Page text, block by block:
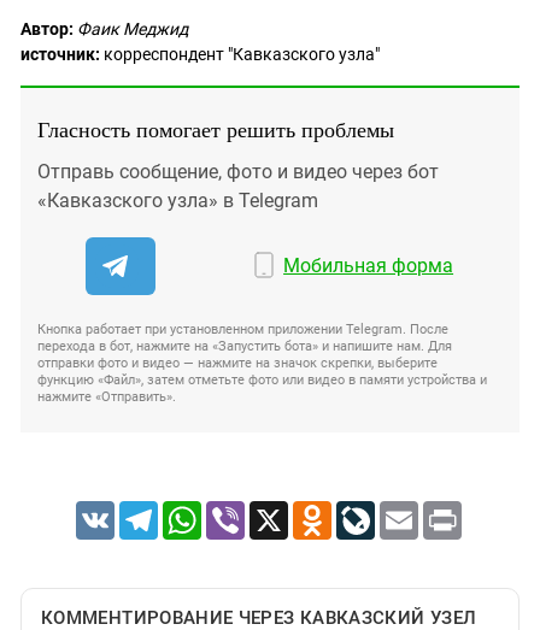
Автор: Фаик Меджид
источник: корреспондент "Кавказского узла"
Гласность помогает решить проблемы
Отправь сообщение, фото и видео через бот
«Кавказского узла» в Telegram
Мобильная форма
Кнопка работает при установленном приложении Telegram. После
перехода в бот, нажмите на «Запустить бота» и напишите нам. Для
отправки фото и видео — нажмите на значок скрепки, выберите
функцию «Файл», затем отметьте фото или видео в памяти устройства и
нажмите «Отправить».
VK TelegramWhatsApp
Viber X Odnoklassniki
LiveJournal
Email Print
КОММЕНТИРОВАНИЕ ЧЕРЕЗ КАВКАЗСКИЙ УЗЕЛ